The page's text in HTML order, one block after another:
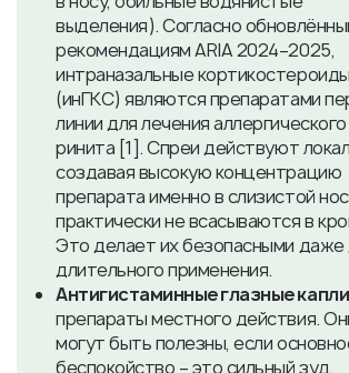
выделения). Согласно
рекомендациям ARIA 2024–2025,
интраназальные кортикостероиды
(инГКС) являются препаратами
линии для лечения аллергического
ринита [1]. Спреи действуют
создавая высокую концентрацию
препарата именно в слизистой
практически не всасываются в
Это делает их безопасными даже
длительного применения.
Антигистаминные глазные капли
препараты местного действия.
могут быть полезны, если
беспокойство – это сильный зуд,